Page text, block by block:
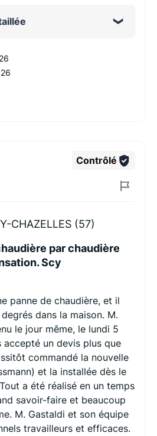
Contrôlé
CHAZELLES (57)
par chaudière
Scy
panne de chaudière, et il
dans la maison. M.
le jour même, le lundi 5
accepté un devis plus que
commandé la nouvelle
et la installée dès le
a été réalisé en un temps
savoir-faire et beaucoup
M. Gastaldi et son équipe
travailleurs et efficaces.